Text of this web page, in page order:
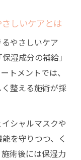
しいケアとは
やさしいケア
湿成分の補給」
トメントでは、
整える施術が採
シャルマスクや
を守りつつ、く
術後には保湿力